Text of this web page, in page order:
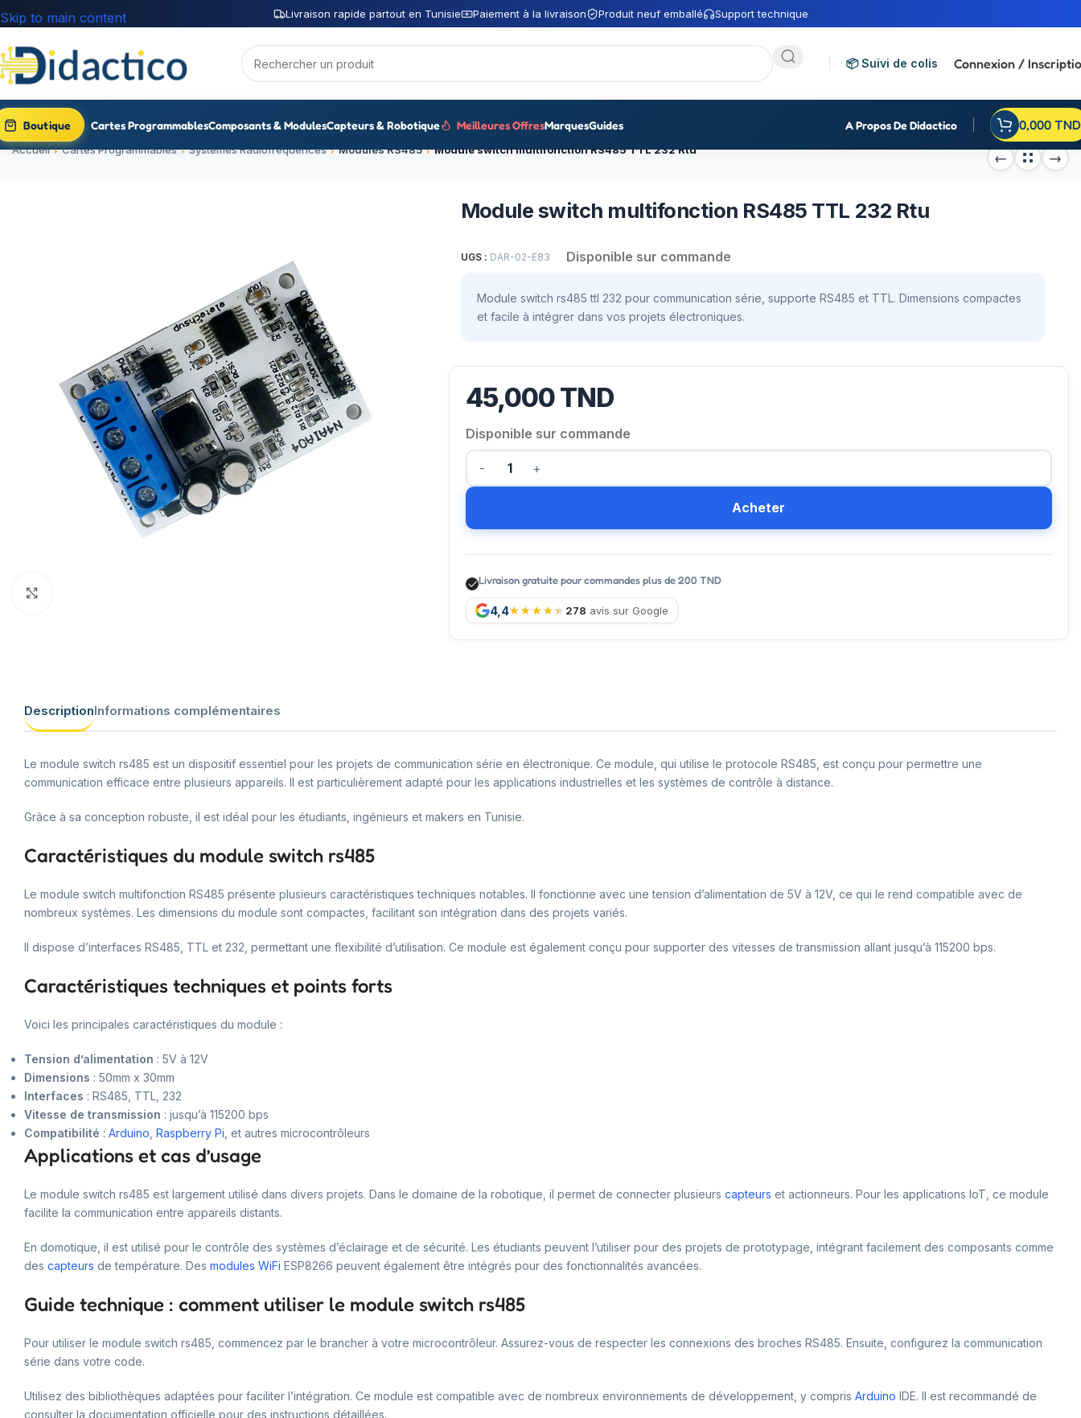
Livraison rapide partout en Tunisie Paiement à la livraison Produit neuf emballé Support technique
Skip to main content
📦 Suivi de colis Connexion /
Boutique Cartes ProgrammablesComposants & ModulesCapteurs & Robotique Meilleures OffresMarquesGuides A Propos De Didactico 0,000 TND
Accueil Cartes Programmables Systèmes Radiofréquences Modules RS485 Module switch multifonction RS485 TTL 232 Rtu
Module switch multifonction RS485 TTL 232 Rtu
UGS : DAR-02-E83 Disponible sur commande
Module switch rs485 ttl 232 pour communication série, supporte RS485 et TTL. Dimensions compactes
et facile à intégrer dans vos projets électroniques.
45,000TND
Disponible sur commande
Acheter
Livraison gratuite pour commandes plus de 200 TND
4,4 278 avis sur Google
DescriptionInformations complémentaires
Le module switch rs485 est un dispositif essentiel pour les projets de communication série en électronique. Ce module, qui utilise le protocole RS485, est conçu pour permettre une
communication efficace entre plusieurs appareils. Il est particulièrement adapté pour les applications industrielles et les systèmes de contrôle à distance.
Grâce à sa conception robuste, il est idéal pour les étudiants, ingénieurs et makers en Tunisie.
Caractéristiques du module switch rs485
Le module switch multifonction RS485 présente plusieurs caractéristiques techniques notables. Il fonctionne avec une tension d’alimentation de 5V à 12V, ce qui le rend compatible avec de
nombreux systèmes. Les dimensions du module sont compactes, facilitant son intégration dans des projets variés.
Il dispose d’interfaces RS485, TTL et 232, permettant une flexibilité d’utilisation. Ce module est également conçu pour supporter des vitesses de transmission allant jusqu’à 115200 bps.
Caractéristiques techniques et points forts
Voici les principales caractéristiques du module :
Tension d’alimentation : 5V à 12V
Dimensions : 50mm x 30mm
Interfaces : RS485, TTL, 232
Vitesse de transmission : jusqu’à 115200 bps
Compatibilité : Arduino Raspberry Pi , et autres microcontrôleurs
Applications et cas d’usage
Le module switch rs485 est largement utilisé dans divers projets. Dans le domaine de la robotique, il permet de connecter plusieurs capteurs et actionneurs. Pour les applications IoT, ce module
facilite la communication entre appareils distants.
En domotique, il est utilisé pour le contrôle des systèmes d’éclairage et de sécurité. Les étudiants peuvent l’utiliser pour des projets de prototypage, intégrant facilement des composants comme
des capteurs de température. Des modules WiFi ESP8266 peuvent également être intégrés pour des fonctionnalités avancées.
Guide technique : comment utiliser le module switch rs485
Pour utiliser le module switch rs485, commencez par le brancher à votre microcontrôleur. Assurez-vous de respecter les connexions des broches RS485. Ensuite, configurez la communication
série dans votre code.
Utilisez des bibliothèques adaptées pour faciliter l’intégration. Ce module est compatible avec de nombreux environnements de développement, y compris Arduino IDE. Il est recommandé de
consulter la documentation officielle pour des instructions détaillées.